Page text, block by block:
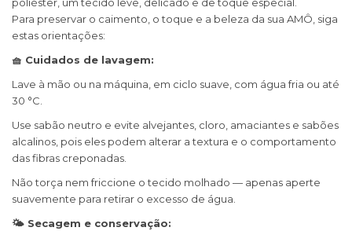
Para preservar o caimento, o toque e a beleza da sua AMÔ, siga
estas orientações:
🧺 Cuidados de lavagem:
Lave à mão ou na máquina, em ciclo suave, com água fria ou até
30 °C.
Use sabão neutro e evite alvejantes, cloro, amaciantes e sabões
alcalinos, pois eles podem alterar a textura e o comportamento
das fibras creponadas.
Não torça nem friccione o tecido molhado — apenas aperte
suavemente para retirar o excesso de água.
🌤 Secagem e conservação: